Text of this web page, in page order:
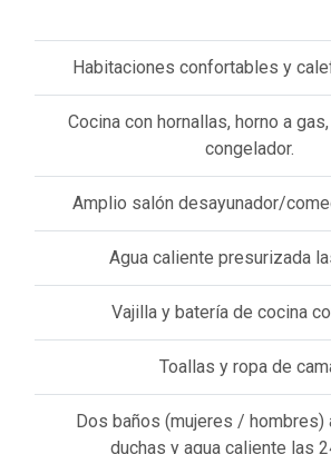
Habitaciones confortables y
Cocina con hornallas, horno a
congelador.
Amplio salón desayunador/
Agua caliente presurizada
Vajilla y batería de cocina
Toallas y ropa de
Dos baños (mujeres / hombres)
duchas y agua caliente las